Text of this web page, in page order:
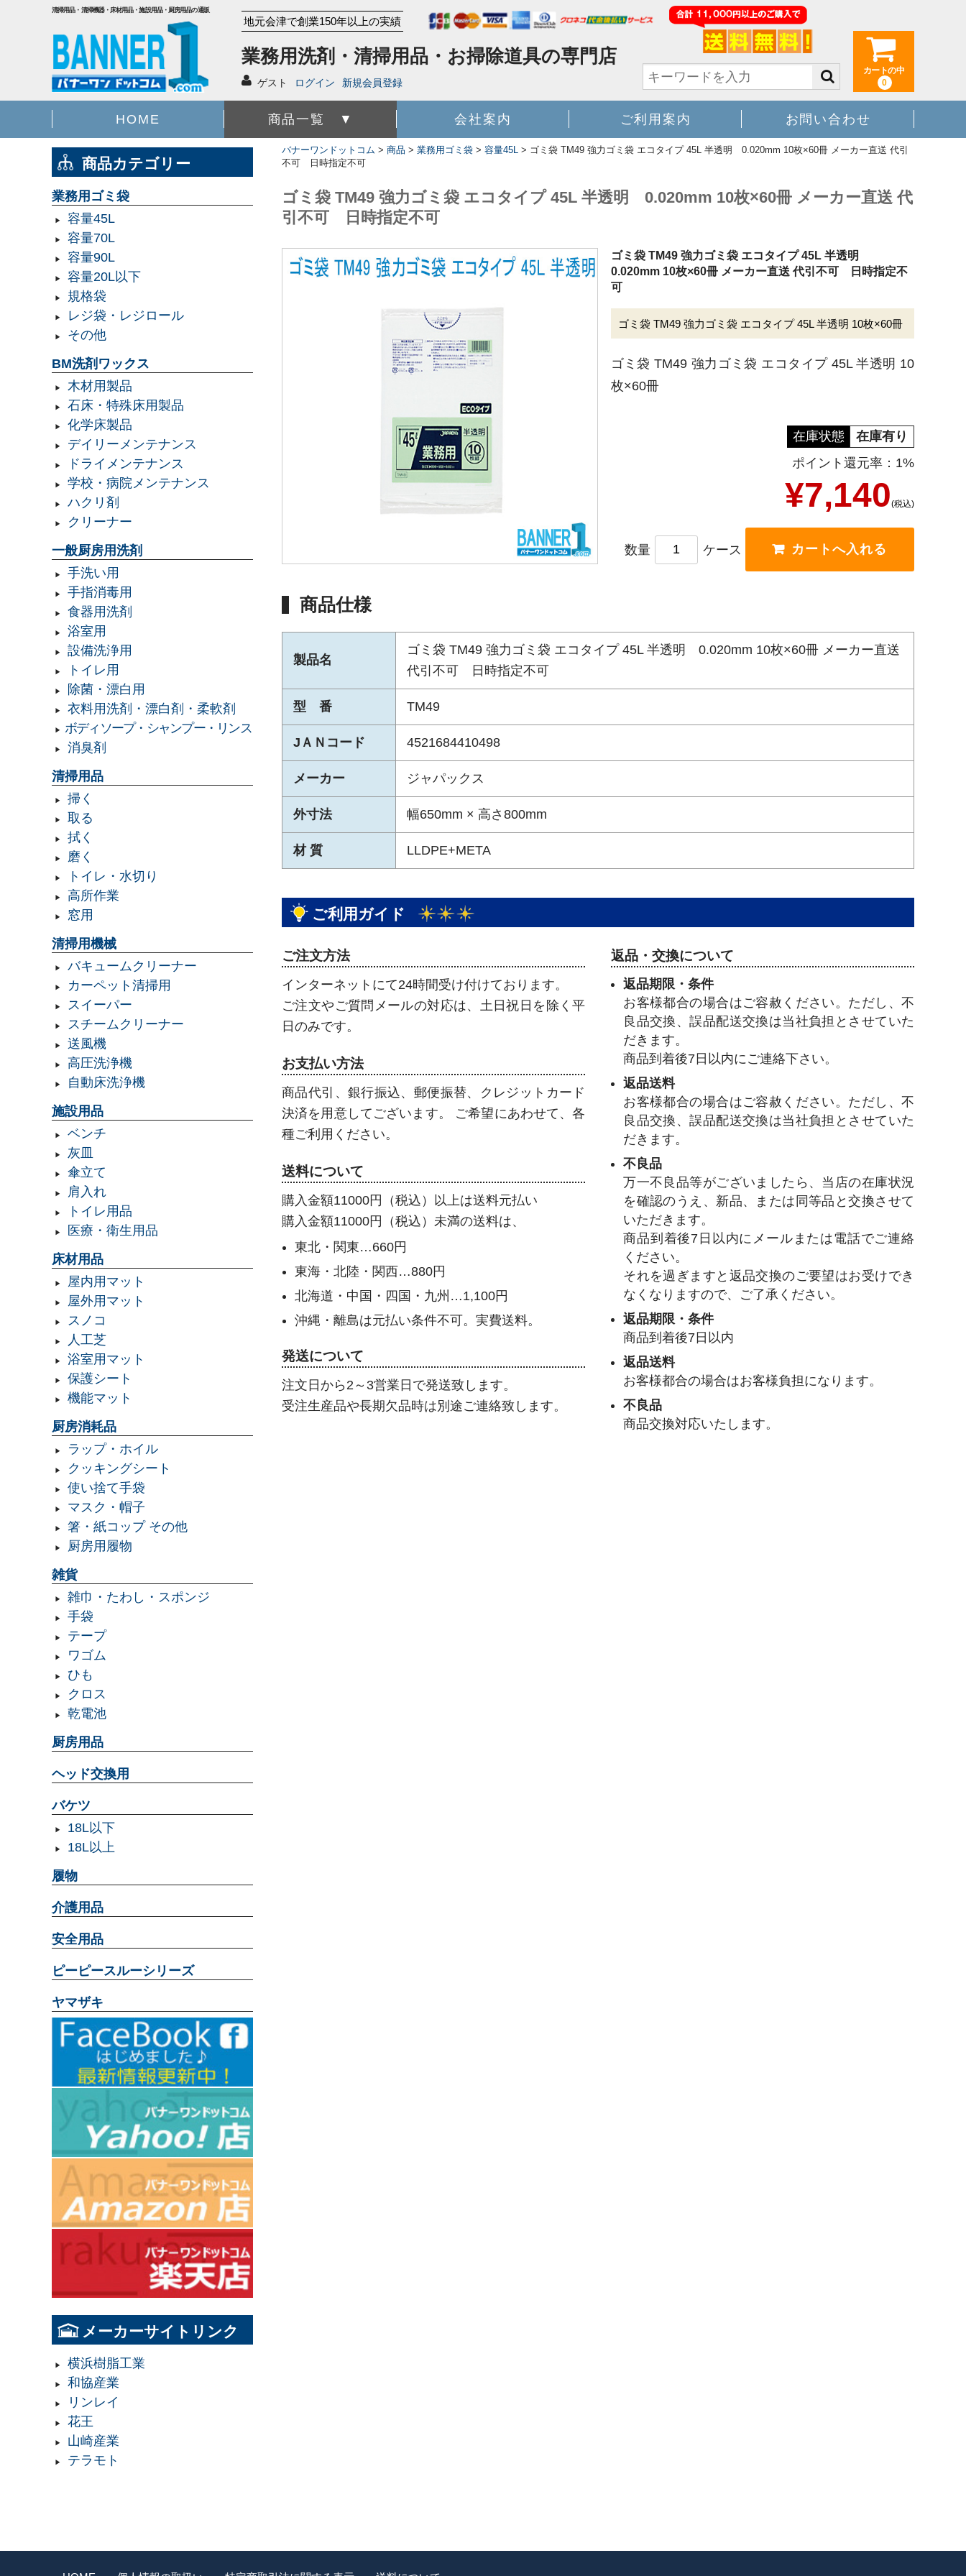
清掃用品・清掃機器・床材用品・施設用品・厨房用品の通販
地元会津で創業150年以上の実績
業務用洗剤・清掃用品・お掃除道具の専門店
ゲスト ログイン 新規会員登録
カートの中
0
HOME 商品一覧 ▼ 会社案内 ご利用案内 お問い合わせ
バナーワンドットコム > 商品 > 業務用ゴミ袋 > 容量45L > ゴミ袋 TM49 強力ゴミ袋 エコタイプ 45L 半透明 0.020mm 10枚×60冊 メーカー直送 代引
不可 日時指定不可
ゴミ袋 TM49 強力ゴミ袋 エコタイプ 45L 半透明 0.020mm 10枚×60冊 メーカー直送 代
引不可 日時指定不可
ゴミ袋 TM49 強力ゴミ袋 エコタイプ 45L 半透明
0.020mm 10枚×60冊 メーカー直送 代引不可 日時指定不
可
ゴミ袋 TM49 強力ゴミ袋 エコタイプ 45L 半透明 10枚×60冊
ゴミ袋 TM49 強力ゴミ袋 エコタイプ 45L 半透明 10
枚×60冊
在庫状態
在庫有り
ポイント還元率：1%
¥7,140(税込)
数量 ケース
商品仕様
製品名
ゴミ袋 TM49 強力ゴミ袋 エコタイプ 45L 半透明 0.020mm 10枚×60冊 メーカー直送
代引不可 日時指定不可
型 番 TM49
JＡＮコード 4521684410498
メーカー ジャパックス
外寸法 幅650mm × 高さ800mm
材 質 LLDPE+META
ご利用ガイド
ご注文方法
インターネットにて24時間受け付けております。
ご注文やご質問メールの対応は、土日祝日を除く平
日のみです。
お支払い方法
商品代引、銀行振込、郵便振替、クレジットカード
決済を用意してございます。 ご希望にあわせて、各
種ご利用ください。
送料について
購入金額11000円（税込）以上は送料元払い
購入金額11000円（税込）未満の送料は、
東北・関東…660円
東海・北陸・関西…880円
北海道・中国・四国・九州…1,100円
沖縄・離島は元払い条件不可。実費送料。
発送について
注文日から2～3営業日で発送致します。
受注生産品や長期欠品時は別途ご連絡致します。
返品・交換について
返品期限・条件
お客様都合の場合はご容赦ください。ただし、不
良品交換、誤品配送交換は当社負担とさせていた
だきます。
商品到着後7日以内にご連絡下さい。
返品送料
お客様都合の場合はご容赦ください。ただし、不
良品交換、誤品配送交換は当社負担とさせていた
だきます。
不良品
万一不良品等がございましたら、当店の在庫状況
を確認のうえ、新品、または同等品と交換させて
いただきます。
商品到着後7日以内にメールまたは電話でご連絡
ください。
それを過ぎますと返品交換のご要望はお受けでき
なくなりますので、ご了承ください。
返品期限・条件
商品到着後7日以内
返品送料
お客様都合の場合はお客様負担になります。
不良品
商品交換対応いたします。
商品カテゴリー
業務用ゴミ袋
容量45L
容量70L
容量90L
容量20L以下
規格袋
レジ袋・レジロール
その他
BM洗剤ワックス
木材用製品
石床・特殊床用製品
化学床製品
デイリーメンテナンス
ドライメンテナンス
学校・病院メンテナンス
ハクリ剤
クリーナー
一般厨房用洗剤
手洗い用
手指消毒用
食器用洗剤
浴室用
設備洗浄用
トイレ用
除菌・漂白用
衣料用洗剤・漂白剤・柔軟剤
ボディソープ・シャンプー・リンス
消臭剤
清掃用品
掃く
取る
拭く
磨く
トイレ・水切り
高所作業
窓用
清掃用機械
バキュームクリーナー
カーペット清掃用
スイーパー
スチームクリーナー
送風機
高圧洗浄機
自動床洗浄機
施設用品
ベンチ
灰皿
傘立て
肩入れ
トイレ用品
医療・衛生用品
床材用品
屋内用マット
屋外用マット
スノコ
人工芝
浴室用マット
保護シート
機能マット
厨房消耗品
ラップ・ホイル
クッキングシート
使い捨て手袋
マスク・帽子
箸・紙コップ その他
厨房用履物
雑貨
雑巾・たわし・スポンジ
手袋
テープ
ワゴム
ひも
クロス
乾電池
厨房用品
ヘッド交換用
バケツ
18L以下
18L以上
履物
介護用品
安全用品
ピーピースルーシリーズ
ヤマザキ
メーカーサイトリンク
横浜樹脂工業
和協産業
リンレイ
花王
山崎産業
テラモト